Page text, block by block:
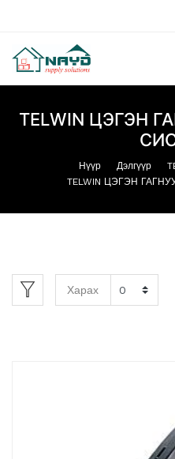
TELWIN ЦЭГЭН
Нүүр Дэлгүүр
TELWIN ЦЭГЭН
Харах